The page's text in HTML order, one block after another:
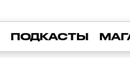
ПОДКАСТЫ